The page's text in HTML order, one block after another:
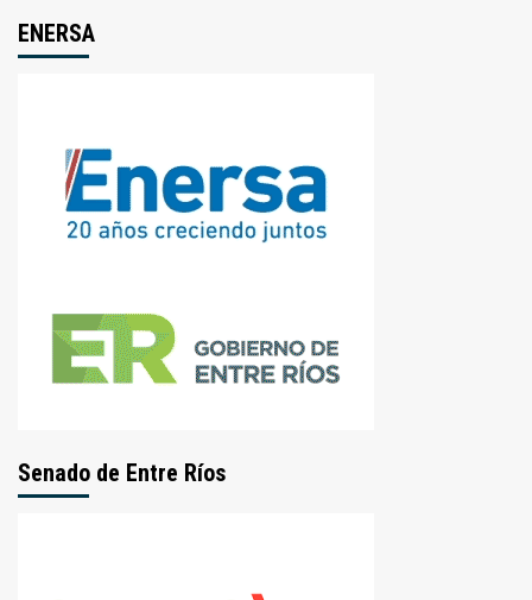
ENERSA
Senado de Entre Ríos